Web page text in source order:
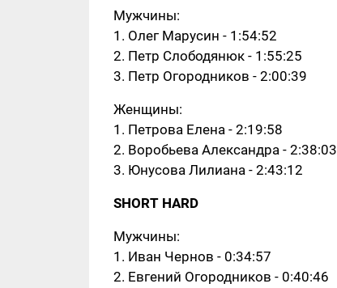
Мужчины:
1. Олег Марусин - 1:54:52
2. Петр Слободянюк - 1:55:25
3. Петр Огородников - 2:00:39
Женщины:
1. Петрова Елена - 2:19:58
2. Воробьева Александра - 2:38:03
3. Юнусова Лилиана - 2:43:12
SHORT HARD
Мужчины:
1. Иван Чернов - 0:34:57
2. Евгений Огородников - 0:40:46